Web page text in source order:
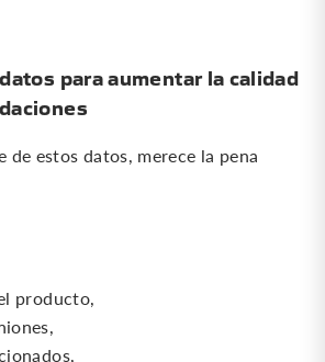
para aumentar la calidad
de estos datos, merece la pena
producto,